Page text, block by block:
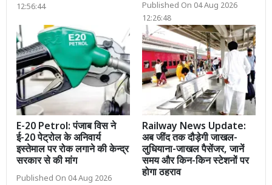
12:56:44
Published On 04 Aug 2026
12:26:48
E-20 Petrol: पंजाब विस ने
ई-20 पेट्रोल के अनिवार्य
इस्तेमाल पर रोक लगाने की केन्द्र
सरकार से की मांग
Published On 04 Aug 2026
Railway News Update:
अब जींद तक दौड़ेगी जाखल-
लुधियाना-जाखल पैसेंजर, जानें
समय और किन-किन स्टेशनों पर
होगा ठहराव